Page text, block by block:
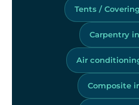
Tents /
Carpentry
Air
Composite